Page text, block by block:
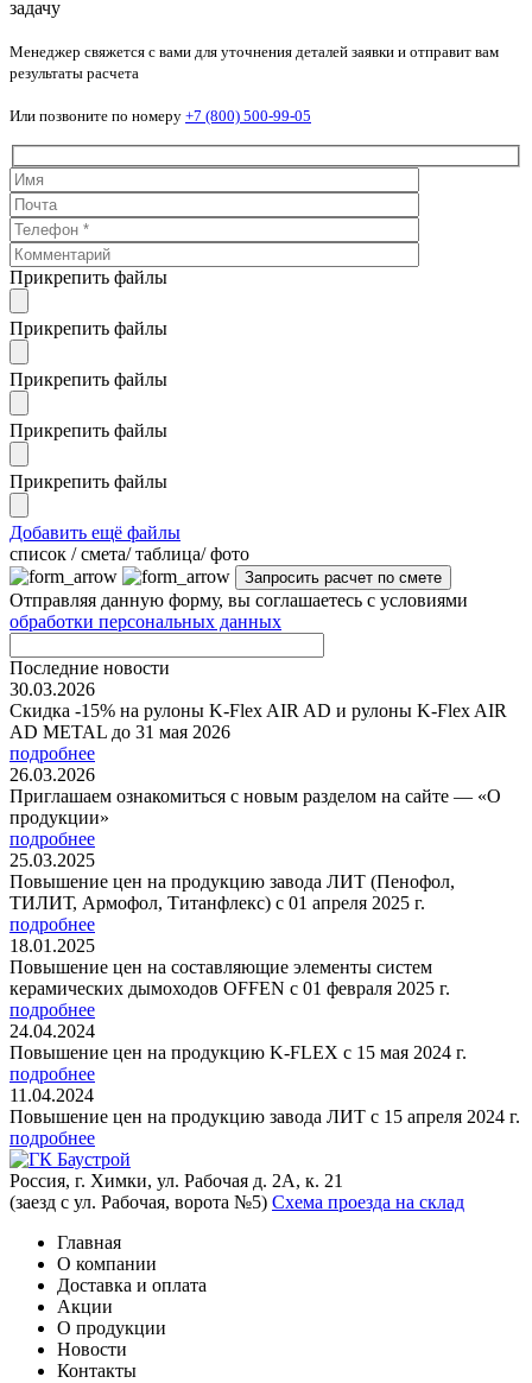
задачу
Менеджер свяжется с вами для уточнения деталей заявки и отправит вам
результаты расчета
Или позвоните по номеру +7 (800) 500-99-05
Прикрепить файлы
Прикрепить файлы
Прикрепить файлы
Прикрепить файлы
Прикрепить файлы
Добавить ещё файлы
cписок / смета/ таблица/ фото
Отправляя данную форму, вы соглашаетесь с условиями
обработки персональных данных
Последние новости
30.03.2026
Скидка -15% на рулоны K-Flex AIR AD и рулоны K-Flex AIR
AD METAL до 31 мая 2026
подробнее
26.03.2026
Приглашаем ознакомиться с новым разделом на сайте — «О
продукции»
подробнее
25.03.2025
Повышение цен на продукцию завода ЛИТ (Пенофол,
ТИЛИТ, Армофол, Титанфлекс) с 01 апреля 2025 г.
подробнее
18.01.2025
Повышение цен на составляющие элементы систем
керамических дымоходов OFFEN с 01 февраля 2025 г.
подробнее
24.04.2024
Повышение цен на продукцию K-FLEX с 15 мая 2024 г.
подробнее
11.04.2024
Повышение цен на продукцию завода ЛИТ с 15 апреля 2024 г.
подробнее
Россия, г. Химки, ул. Рабочая д. 2А, к. 21
(заезд с ул. Рабочая, ворота №5) Схема проезда на склад
Главная
О компании
Доставка и оплата
Акции
О продукции
Новости
Контакты